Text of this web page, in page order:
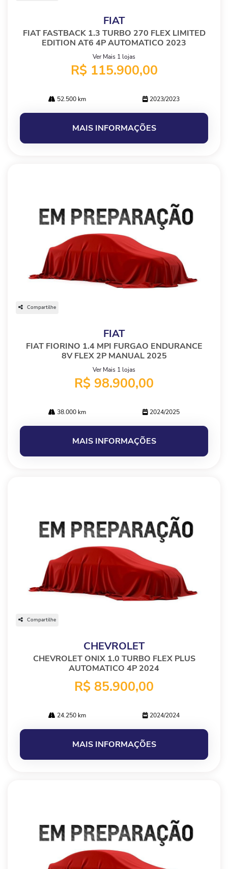
FIAT
FIAT FASTBACK 1.3 TURBO 270 FLEX LIMITED
EDITION AT6 4P AUTOMATICO 2023
Ver Mais 1 lojas
R$ 115.900,00
52.500 km 2023/2023
MAIS INFORMAÇÕES
Compartilhe
FIAT
FIAT FIORINO 1.4 MPI FURGAO ENDURANCE
8V FLEX 2P MANUAL 2025
Ver Mais 1 lojas
R$ 98.900,00
38.000 km 2024/2025
MAIS INFORMAÇÕES
Compartilhe
CHEVROLET
CHEVROLET ONIX 1.0 TURBO FLEX PLUS
AUTOMATICO 4P 2024
R$ 85.900,00
24.250 km 2024/2024
MAIS INFORMAÇÕES